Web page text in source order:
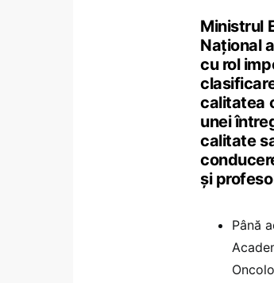
Ministrul
Național
cu rol
calitatea
unei
calitate
și
Până